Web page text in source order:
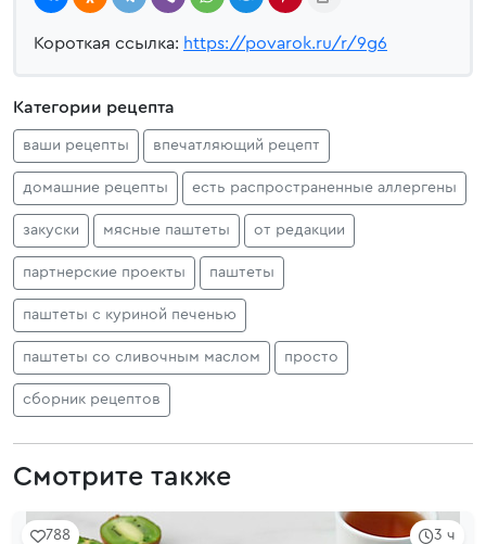
Короткая ссылка: https://povarok.ru/r/9g6
Категории рецепта
ваши рецепты впечатляющий рецепт
домашние рецепты есть распространенные аллергены
закуски мясные паштеты от редакции
партнерские проекты паштеты
паштеты с куриной печенью
паштеты со сливочным маслом просто
сборник рецептов
Смотрите также
3 ч
788